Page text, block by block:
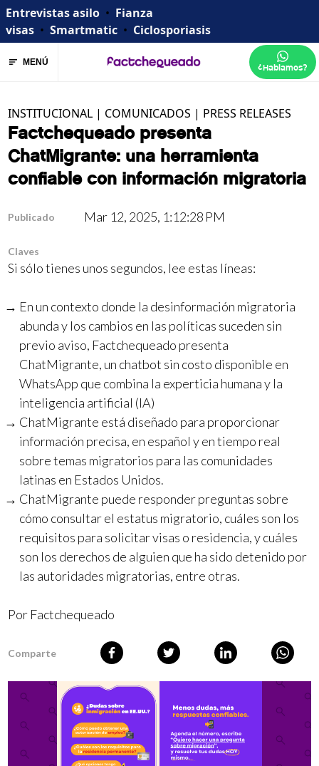
Entrevistas asilo • Fianza
visas • Smartmatic • Ciclosporiasis
MENÚ ¿Hablamos?
INSTITUCIONAL | COMUNICADOS | PRESS RELEASES
Factchequeado presenta
ChatMigrante: una herramienta
confiable con información migratoria
Publicado Mar 12, 2025, 1:12:28 PM
Claves
Si sólo tienes unos segundos, lee estas líneas:
En un contexto donde la desinformación migratoria
abunda y los cambios en las políticas suceden sin
previo aviso, Factchequeado presenta
ChatMigrante, un chatbot sin costo disponible en
WhatsApp que combina la experticia humana y la
inteligencia artificial (IA)
ChatMigrante está diseñado para proporcionar
información precisa, en español y en tiempo real
sobre temas migratorios para las comunidades
latinas en Estados Unidos.
ChatMigrante puede responder preguntas sobre
cómo consultar el estatus migratorio, cuáles son los
requisitos para solicitar visas o residencia, y cuáles
son los derechos de alguien que ha sido detenido por
las autoridades migratorias, entre otras.
Por Factchequeado
Comparte